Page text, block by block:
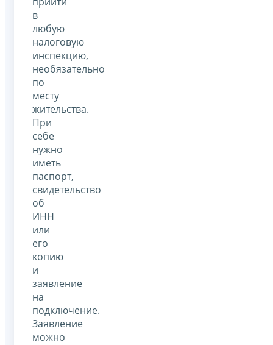
в
любую
налоговую
инспекцию,
необязательно
по
месту
жительства.
При
себе
нужно
иметь
паспорт,
свидетельство
об
ИНН
или
его
копию
и
заявление
на
подключение.
Заявление
можно